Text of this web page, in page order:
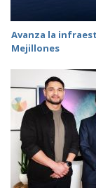
Avanza la
Mejillones